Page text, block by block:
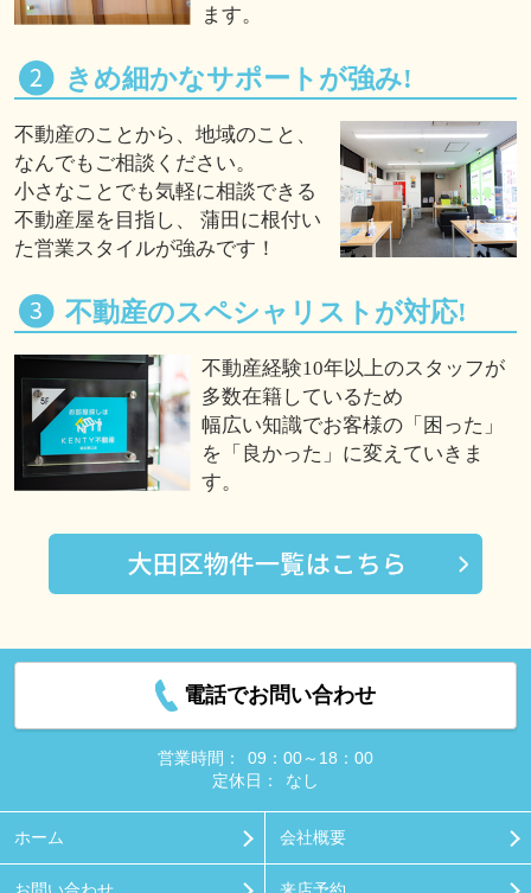
ます。
きめ細かなサポートが強み!
不動産のことから、地域のこと、
なんでもご相談ください。
小さなことでも気軽に相談できる
不動産屋を目指し、 蒲田に根付い
た営業スタイルが強みです！
不動産のスペシャリストが対応!
不動産経験10年以上のスタッフが
多数在籍しているため
幅広い知識でお客様の「困った」
を「良かった」に変えていきま
す。
電話でお問い合わせ
営業時間：
09：00～18：00
定休日：
なし
ホーム 会社概要